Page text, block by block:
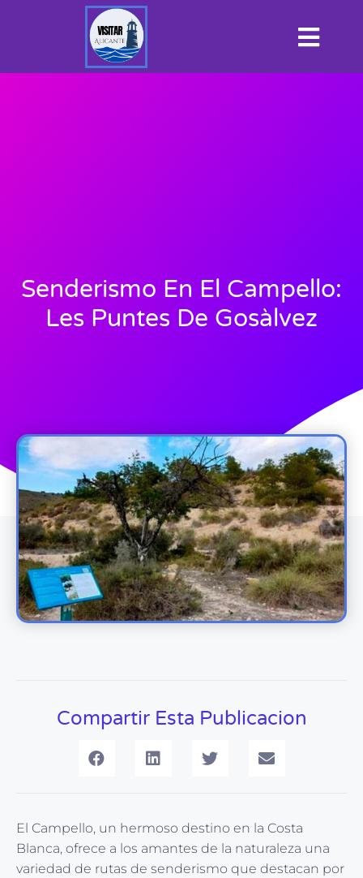
Senderismo En El Campello:
Les Puntes De Gosàlvez
Compartir Esta Publicacion
El Campello, un hermoso destino en la Costa
Blanca, ofrece a los amantes de la naturaleza una
variedad de rutas de senderismo que destacan por